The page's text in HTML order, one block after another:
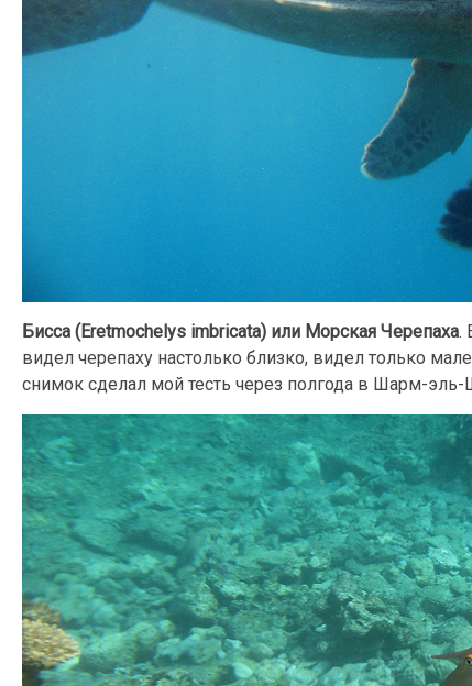
Бисса (Eretmochelys imbricata) или Морская Черепаха.
видел черепаху настолько близко, видел только
снимок сделал мой тесть через полгода в Шарм-